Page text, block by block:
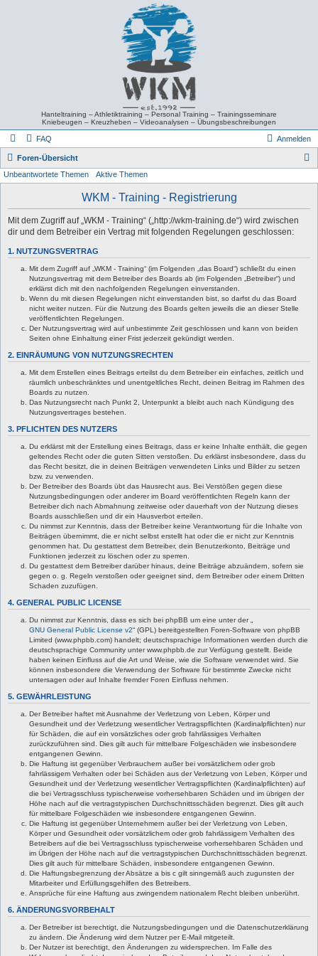
Hanteltraining – Athletiktraining – Personal Training – Trainingsseminare
Kniebeugen – Kreuzheben – Videoanalysen – Übungsbeschreibungen
FAQ Anmelden
Foren-Übersicht
Unbeantwortete Themen Aktive Themen
WKM - Training - Registrierung
Mit dem Zugriff auf „WKM - Training“ („http://wkm-training.de“) wird zwischen
dir und dem Betreiber ein Vertrag mit folgenden Regelungen geschlossen:
1. NUTZUNGSVERTRAG
Mit dem Zugriff auf „WKM - Training“ (im Folgenden „das Board“) schließt du einen
Nutzungsvertrag mit dem Betreiber des Boards ab (im Folgenden „Betreiber“) und
erklärst dich mit den nachfolgenden Regelungen einverstanden.
Wenn du mit diesen Regelungen nicht einverstanden bist, so darfst du das Board
nicht weiter nutzen. Für die Nutzung des Boards gelten jeweils die an dieser Stelle
veröffentlichten Regelungen.
Der Nutzungsvertrag wird auf unbestimmte Zeit geschlossen und kann von beiden
Seiten ohne Einhaltung einer Frist jederzeit gekündigt werden.
2. EINRÄUMUNG VON NUTZUNGSRECHTEN
Mit dem Erstellen eines Beitrags erteilst du dem Betreiber ein einfaches, zeitlich und
räumlich unbeschränktes und unentgeltliches Recht, deinen Beitrag im Rahmen des
Boards zu nutzen.
Das Nutzungsrecht nach Punkt 2, Unterpunkt a bleibt auch nach Kündigung des
Nutzungsvertrages bestehen.
3. PFLICHTEN DES NUTZERS
Du erklärst mit der Erstellung eines Beitrags, dass er keine Inhalte enthält, die gegen
geltendes Recht oder die guten Sitten verstoßen. Du erklärst insbesondere, dass du
das Recht besitzt, die in deinen Beiträgen verwendeten Links und Bilder zu setzen
bzw. zu verwenden.
Der Betreiber des Boards übt das Hausrecht aus. Bei Verstößen gegen diese
Nutzungsbedingungen oder anderer im Board veröffentlichten Regeln kann der
Betreiber dich nach Abmahnung zeitweise oder dauerhaft von der Nutzung dieses
Boards ausschließen und dir ein Hausverbot erteilen.
Du nimmst zur Kenntnis, dass der Betreiber keine Verantwortung für die Inhalte von
Beiträgen übernimmt, die er nicht selbst erstellt hat oder die er nicht zur Kenntnis
genommen hat. Du gestattest dem Betreiber, dein Benutzerkonto, Beiträge und
Funktionen jederzeit zu löschen oder zu sperren.
Du gestattest dem Betreiber darüber hinaus, deine Beiträge abzuändern, sofern sie
gegen o. g. Regeln verstoßen oder geeignet sind, dem Betreiber oder einem Dritten
Schaden zuzufügen.
4. GENERAL PUBLIC LICENSE
Du nimmst zur Kenntnis, dass es sich bei phpBB um eine unter der „
GNU General Public License v2“ (GPL) bereitgestellten Foren-Software von phpBB
Limited (www.phpbb.com) handelt; deutschsprachige Informationen werden durch die
deutschsprachige Community unter www.phpbb.de zur Verfügung gestellt. Beide
haben keinen Einfluss auf die Art und Weise, wie die Software verwendet wird. Sie
können insbesondere die Verwendung der Software für bestimmte Zwecke nicht
untersagen oder auf Inhalte fremder Foren Einfluss nehmen.
5. GEWÄHRLEISTUNG
Der Betreiber haftet mit Ausnahme der Verletzung von Leben, Körper und
Gesundheit und der Verletzung wesentlicher Vertragspflichten (Kardinalpflichten) nur
für Schäden, die auf ein vorsätzliches oder grob fahrlässiges Verhalten
zurückzuführen sind. Dies gilt auch für mittelbare Folgeschäden wie insbesondere
entgangenen Gewinn.
Die Haftung ist gegenüber Verbrauchern außer bei vorsätzlichem oder grob
fahrlässigem Verhalten oder bei Schäden aus der Verletzung von Leben, Körper und
Gesundheit und der Verletzung wesentlicher Vertragspflichten (Kardinalpflichten) auf
die bei Vertragsschluss typischerweise vorhersehbaren Schäden und im übrigen der
Höhe nach auf die vertragstypischen Durchschnittsschäden begrenzt. Dies gilt auch
für mittelbare Folgeschäden wie insbesondere entgangenen Gewinn.
Die Haftung ist gegenüber Unternehmern außer bei der Verletzung von Leben,
Körper und Gesundheit oder vorsätzlichem oder grob fahrlässigem Verhalten des
Betreibers auf die bei Vertragsschluss typischerweise vorhersehbaren Schäden und
im Übrigen der Höhe nach auf die vertragstypischen Durchschnittsschäden begrenzt.
Dies gilt auch für mittelbare Schäden, insbesondere entgangenen Gewinn.
Die Haftungsbegrenzung der Absätze a bis c gilt sinngemäß auch zugunsten der
Mitarbeiter und Erfüllungsgehilfen des Betreibers.
Ansprüche für eine Haftung aus zwingendem nationalem Recht bleiben unberührt.
6. ÄNDERUNGSVORBEHALT
Der Betreiber ist berechtigt, die Nutzungsbedingungen und die Datenschutzerklärung
zu ändern. Die Änderung wird dem Nutzer per E-Mail mitgeteilt.
Der Nutzer ist berechtigt, den Änderungen zu widersprechen. Im Falle des